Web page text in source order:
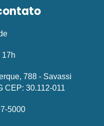
17h
788 - Savassi
CEP: 30.112-011
5000